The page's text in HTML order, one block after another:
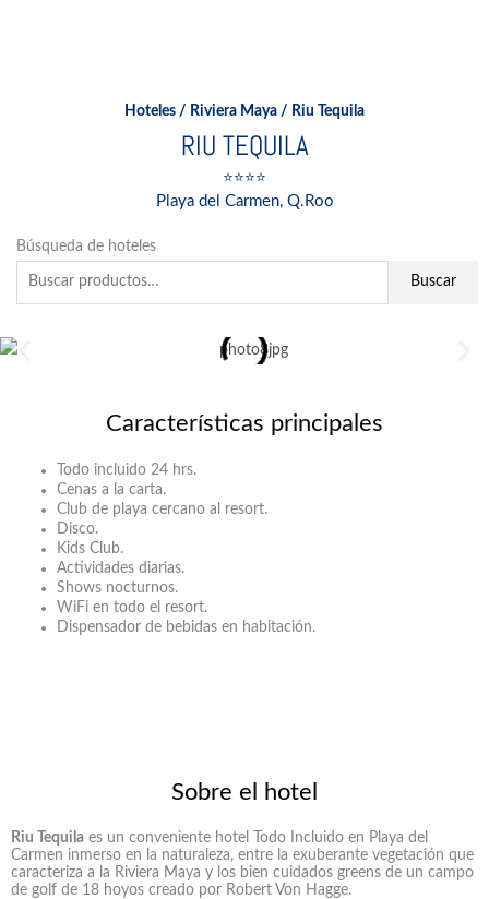
Hoteles / Riviera Maya / Riu Tequila
RIU TEQUILA
⭐⭐⭐⭐
Playa del Carmen, Q.Roo
Búsqueda de hoteles
Buscar
por:
Buscar
Características principales
Todo incluido 24 hrs.
Cenas a la carta.
Club de playa cercano al resort.
Disco.
Kids Club.
Actividades diarias.
Shows nocturnos.
WiFi en todo el resort.
Dispensador de bebidas en habitación.
Sobre el hotel
Riu Tequila es un conveniente hotel Todo Incluido en Playa del
Carmen inmerso en la naturaleza, entre la exuberante vegetación que
caracteriza a la Riviera Maya y los bien cuidados greens de un campo
de golf de 18 hoyos creado por Robert Von Hagge.